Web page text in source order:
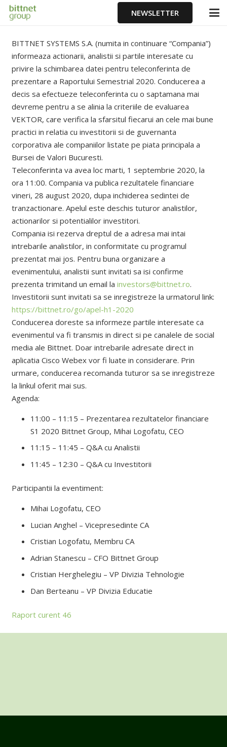
NEWSLETTER
BITTNET SYSTEMS S.A. (numita in continuare “Compania”)
informeaza actionarii, analistii si partile interesate cu
privire la schimbarea datei pentru teleconferinta de
prezentare a Raportului Semestrial 2020. Conducerea a
decis sa efectueze teleconferinta cu o saptamana mai
devreme pentru a se alinia la criteriile de evaluarea
VEKTOR, care verifica la sfarsitul fiecarui an cele mai bune
practici in relatia cu investitorii si de guvernanta
corporativa ale companiilor listate pe piata principala a
Bursei de Valori Bucuresti.
Teleconferinta va avea loc marti, 1 septembrie 2020, la
ora 11:00. Compania va publica rezultatele financiare
vineri, 28 august 2020, dupa inchiderea sedintei de
tranzactionare. Apelul este deschis tuturor analistilor,
actionarilor si potentialilor investitori.
Compania isi rezerva dreptul de a adresa mai intai
intrebarile analistilor, in conformitate cu programul
prezentat mai jos. Pentru buna organizare a
evenimentului, analistii sunt invitati sa isi confirme
prezenta trimitand un email la investors@bittnet.ro.
Investitorii sunt invitati sa se inregistreze la urmatorul link:
https://bittnet.ro/go/apel-h1-2020
Conducerea doreste sa informeze partile interesate ca
evenimentul va fi transmis in direct si pe canalele de social
media ale Bittnet. Doar intrebarile adresate direct in
aplicatia Cisco Webex vor fi luate in considerare. Prin
urmare, conducerea recomanda tuturor sa se inregistreze
la linkul oferit mai sus.
Agenda:
11:00 – 11:15 – Prezentarea rezultatelor financiare
S1 2020 Bittnet Group, Mihai Logofatu, CEO
11:15 – 11:45 – Q&A cu Analistii
11:45 – 12:30 – Q&A cu Investitorii
Participantii la eventiment:
Mihai Logofatu, CEO
Lucian Anghel – Vicepresedinte CA
Cristian Logofatu, Membru CA
Adrian Stanescu – CFO Bittnet Group
Cristian Herghelegiu – VP Divizia Tehnologie
Dan Berteanu – VP Divizia Educatie
Raport curent 46